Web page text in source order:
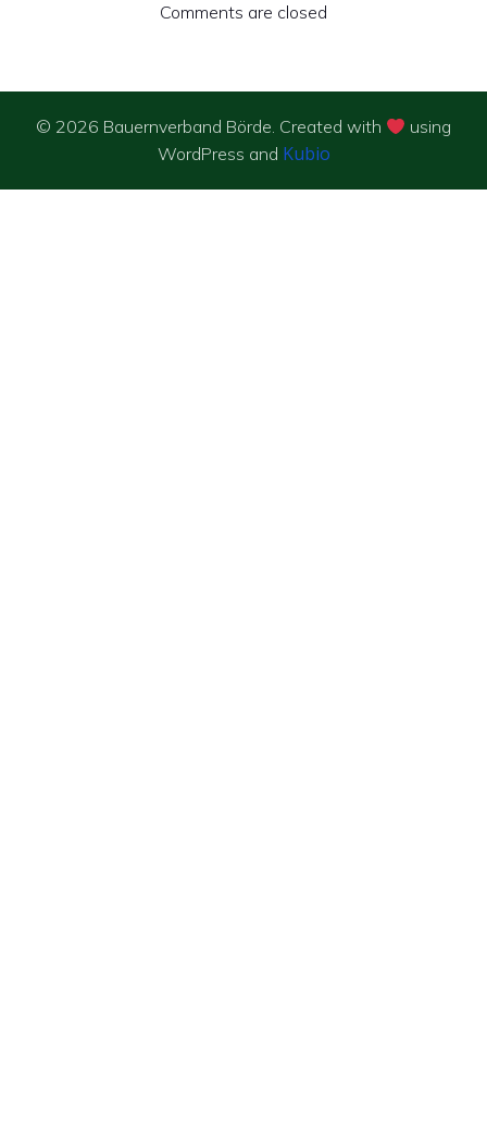
Comments are closed
© 2026 Bauernverband Börde. Created with
using
WordPress and Kubio